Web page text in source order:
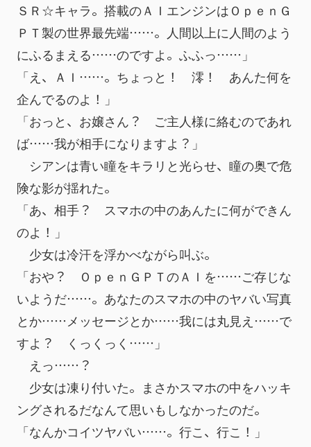
ＳＲ☆キャラ。搭載のＡＩエンジンはＯｐｅｎＧ
ＰＴ製の世界最先端……。人間以上に人間のよう
にふるまえる……のですよ。ふふっ……」
「え、ＡＩ……。ちょっと！　澪！　あんた何を
企んでるのよ！」
「おっと、お嬢さん？　ご主人様に絡むのであれ
ば……我が相手になりますよ？」
シアンは青い瞳をキラリと光らせ、瞳の奥で危
険な影が揺れた。
「あ、相手？　スマホの中のあんたに何ができん
のよ！」
少女は冷汗を浮かべながら叫ぶ。
「おや？　ＯｐｅｎＧＰＴのＡＩを……ご存じな
いようだ……。あなたのスマホの中のヤバい写真
とか……メッセージとか……我には丸見え……で
すよ？　くっくっく……」
えっ……？
少女は凍り付いた。まさかスマホの中をハッキ
ングされるだなんて思いもしなかったのだ。
「なんかコイツヤバい……。行こ、行こ！」